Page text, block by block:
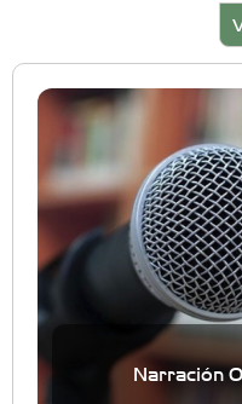
Narración